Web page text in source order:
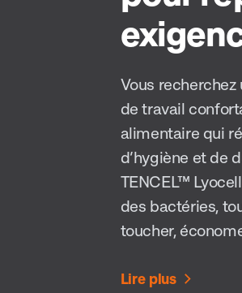
Vous
de travail
alimentaire qui
d’hygiène et de
TENCEL™
des bactéries,
toucher,
Lire plus